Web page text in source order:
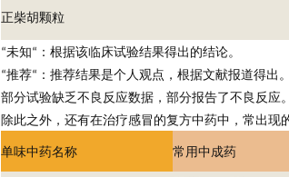
正柴胡颗粒
“未知“ ：根据该临床试验结果得出的结论。
“推荐“ ：推荐结果是个人观点，根据文献报道得出。
部分试验缺乏不良反应数据，部分报告了不良反应。
除此之外，还有在治疗感冒的复方中药中，常出现
单味中药名称 常用中成药